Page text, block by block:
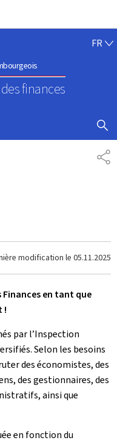
finances
FR
modification le 05.11.2025
Finances en tant que
!
par l’Inspection
Selon les besoins
des économistes, des
des gestionnaires, des
ainsi que
en fonction du